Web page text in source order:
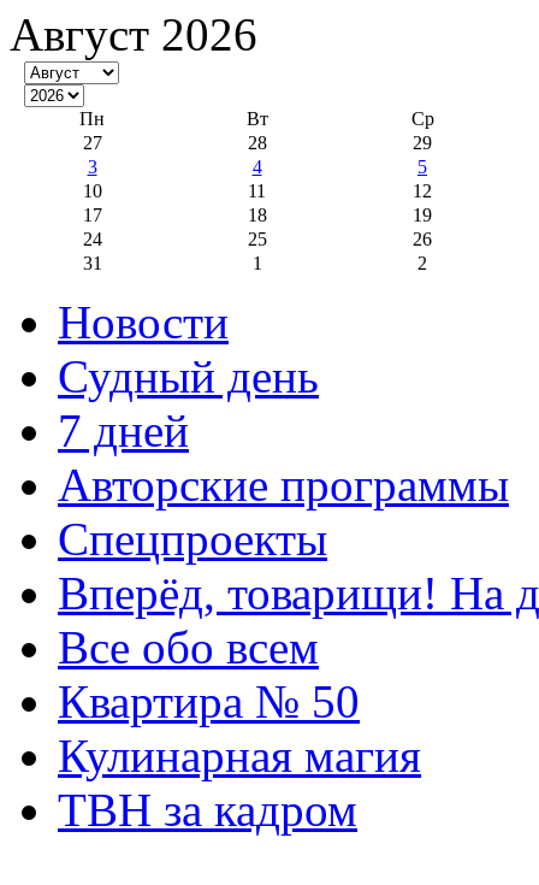
Август 2026
Пн Вт
Ср
27
28
29
3
4
5
10
11
12
17
18
19
24
25
26
31
1 2
Новости
Судный день
7 дней
Авторские программы
Спецпроекты
Вперёд, товарищи! На
Все обо всем
Квартира № 50
Кулинарная магия
ТВН за кадром